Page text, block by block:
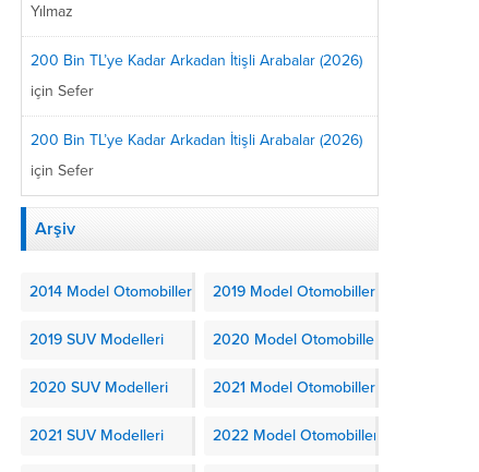
Yılmaz
200 Bin TL’ye Kadar Arkadan İtişli Arabalar (2026)
için Sefer
200 Bin TL’ye Kadar Arkadan İtişli Arabalar (2026)
için Sefer
Arşiv
2014 Model Otomobiller 2019 Model Otomobiller
2019 SUV Modelleri 2020 Model Otomobiller
2020 SUV Modelleri 2021 Model Otomobiller
2021 SUV Modelleri 2022 Model Otomobiller